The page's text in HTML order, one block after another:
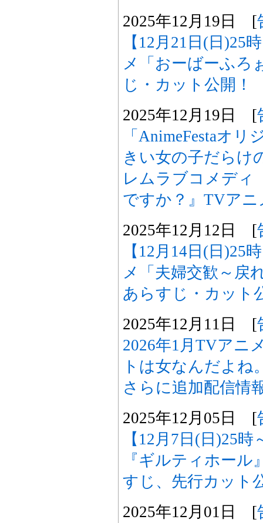
2025年12月19日 [
【12月21日(日)25
メ「おーばーふろ
じ・カット公開！
2025年12月19日 [
「AnimeFestaオ
きい女の子だらけ
レムラブコメディ
ですか？』TVアニ
2025年12月12日 [
【12月14日(日)25
メ「夫婦交歓～戻
あらすじ・カット
2025年12月11日 [
2026年1月TVアニ
トは女なんだよね
さらに追加配信情
2025年12月05日 [
【12月7日(日)25
『ギルティホール
すじ、先行カット
2025年12月01日 [